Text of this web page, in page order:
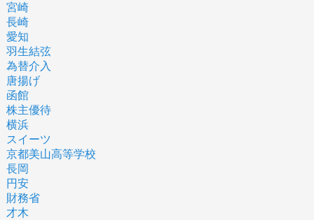
宮崎
長崎
愛知
羽生結弦
為替介入
唐揚げ
函館
株主優待
横浜
スイーツ
京都美山高等学校
長岡
円安
財務省
才木